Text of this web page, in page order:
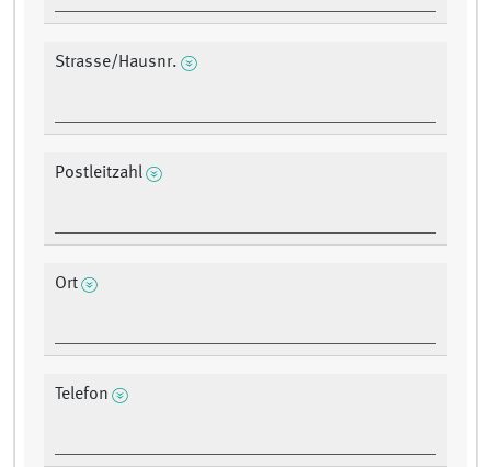
Strasse/Hausnr.
Postleitzahl
Ort
Telefon